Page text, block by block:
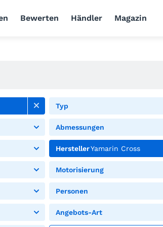
Bewerten Händler Magazin
Typ
Abmessungen
HerstellerYamarin Cross
Motorisierung
Personen
Angebots-Art